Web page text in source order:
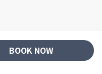
BOOK NOW